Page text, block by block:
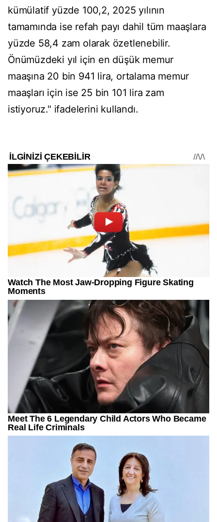
kümülatif yüzde 100,2, 2025 yılının
tamamında ise refah payı dahil tüm maaşlara
yüzde 58,4 zam olarak özetlenebilir.
Önümüzdeki yıl için en düşük memur
maaşına 20 bin 941 lira, ortalama memur
maaşları için ise 25 bin 101 lira zam
istiyoruz." ifadelerini kullandı.